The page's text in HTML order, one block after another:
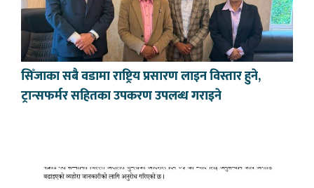
सिँजाका सबै वडामा राष्ट्रिय प्रसारण लाइन विस्तार हुने,
ट्रान्सफर्मर सहितका उपकरण उपलब्ध गराइने